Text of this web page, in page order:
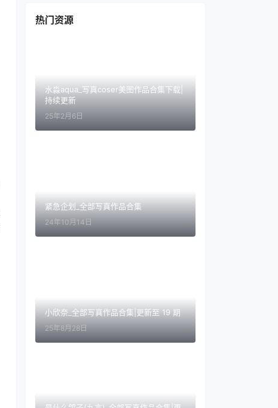
热门资源
水淼aqua_写真coser美图作品合集下载|
持续更新
25年2月6日
紧急企划_全部写真作品合集
24年10月14日
小欣奈_全部写真作品合集|更新至 19 期
25年8月28日